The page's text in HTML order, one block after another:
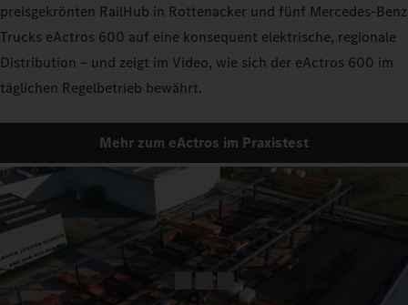
preisgekrönten RailHub in Rottenacker und fünf Mercedes-Benz
Trucks eActros 600 auf eine konsequent elektrische, regionale
Distribution – und zeigt im Video, wie sich der eActros 600 im
täglichen Regelbetrieb bewährt.
Mehr zum eActros im Praxistest